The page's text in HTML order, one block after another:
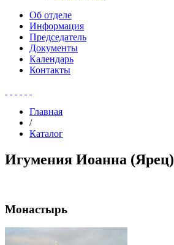
Об отделе
Информация
Председатель
Документы
Календарь
Контакты
Главная
/
Каталог
Игумения Иоанна (Ярец)
Монастырь